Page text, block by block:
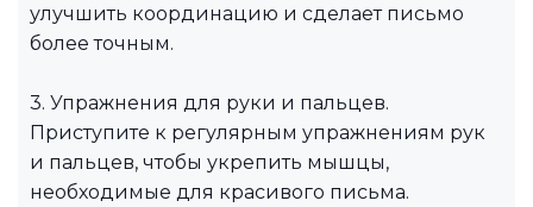
улучшить координацию и сделает письмо
более точным.
3. Упражнения для руки и пальцев.
Приступите к регулярным упражнениям рук
и пальцев, чтобы укрепить мышцы,
необходимые для красивого письма.